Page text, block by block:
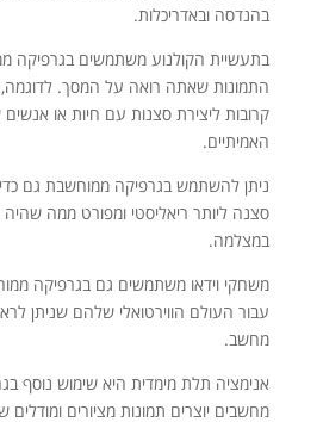
בהנדסה ובאדריכלות.
בתעשיית הקולנוע משתמשים בגרפיקה
קרובות ליצירת סצנות עם חיות או אנשים
האמיתיים.
ניתן להשתמש בגרפיקה ממוחשבת גם
סצנה ליותר ריאליסטי ומפורט ממה
במצלמה.
משחקי וידאו משתמשים גם בגרפיקה
עבור העולם הווירטואלי שלהם שניתן
מחשב.
אנימציה תלת מימדית היא שימוש נוסף
מחשבים יוצרים תמונות מציורים ומודלים